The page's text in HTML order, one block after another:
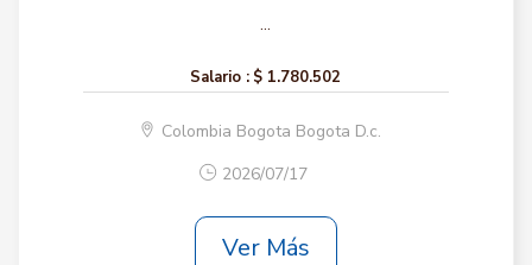
...
Salario : $ 1.780.502
Colombia Bogota Bogota D.c.
2026/07/17
Ver Más